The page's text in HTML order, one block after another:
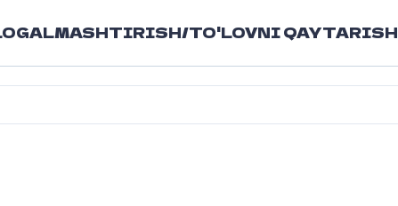
ALMASHTIRISH/TO'LOVNI QAYTARISH